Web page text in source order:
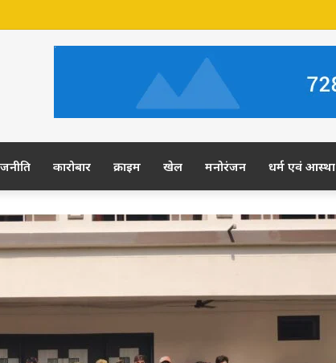
की जमीन पर अवैध कब्जे का आरोप, ग्रामीण कल डीएम-एसपी से करेंगे शिकायत
कारोबार क्राइम खेल मनोरंजन धर्म एवं आस्था